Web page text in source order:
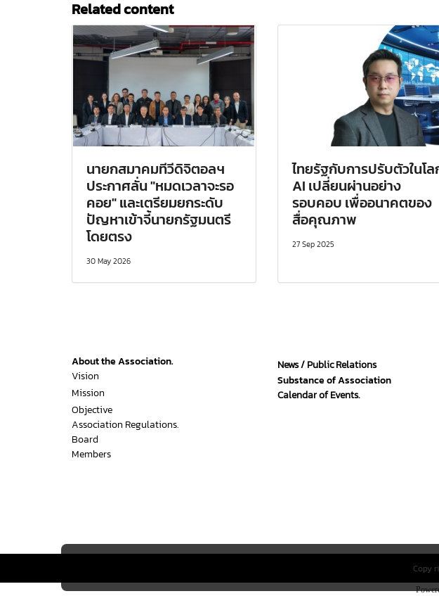
Related content
นายกสมาคมทีวีดิจิตอลฯ
ประกาศลั่น "หมดเวลาจะรอ
คอย" และเตรียมยกระดับ
ปัญหาเข้าจี้นายกรัฐมนตรี
โดยตรง
30 May 2026
ไทยรัฐกับการปรับตัวในโ
AI เปลี่ยนผ่านอย่าง
รอบคอบ เพื่ออนาคตของ
สื่อคุณภาพ
27 Sep 2025
About the Association.
Vision
Mission
Objective
Association Regulations.
Board
Members
News / Public Relations
Substance of Association
Calendar of Events.
Copy